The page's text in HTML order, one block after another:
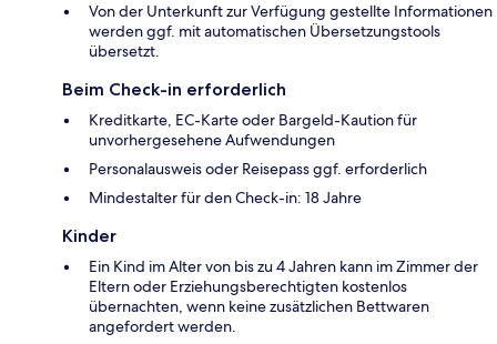
Von der Unterkunft zur Verfügung gestellte Informationen
werden ggf. mit automatischen Übersetzungstools
übersetzt.
Beim Check-in erforderlich
Kreditkarte, EC-Karte oder Bargeld-Kaution für
unvorhergesehene Aufwendungen
Personalausweis oder Reisepass ggf. erforderlich
Mindestalter für den Check-in: 18 Jahre
Kinder
Ein Kind im Alter von bis zu 4 Jahren kann im Zimmer der
Eltern oder Erziehungsberechtigten kostenlos
übernachten, wenn keine zusätzlichen Bettwaren
angefordert werden.